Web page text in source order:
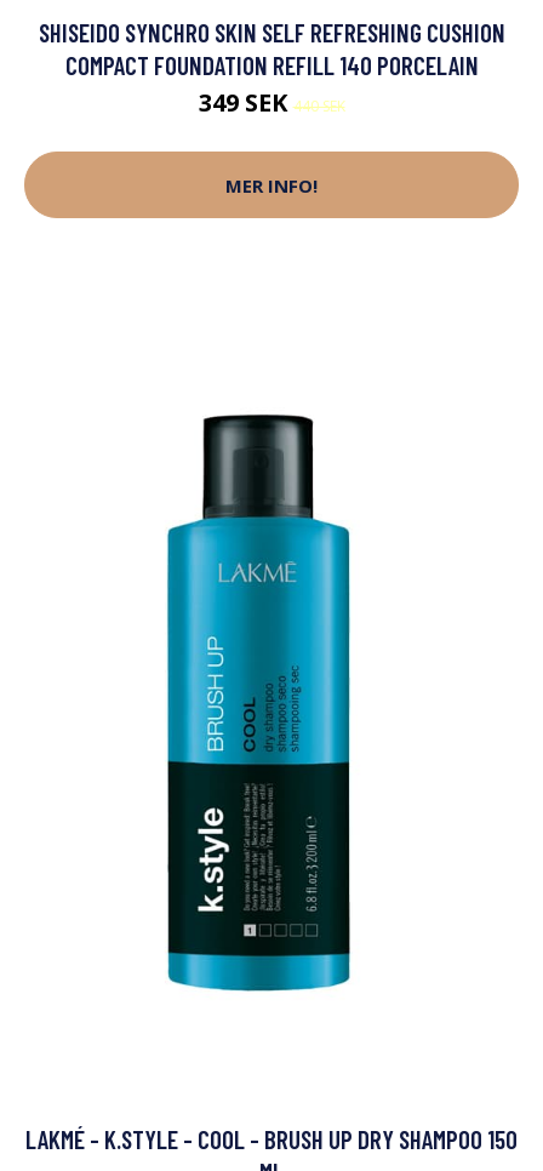
SHISEIDO SYNCHRO SKIN SELF REFRESHING CUSHION
COMPACT FOUNDATION REFILL 140 PORCELAIN
349 SEK440 SEK
MER INFO!
LAKMÉ - K.STYLE - COOL - BRUSH UP DRY SHAMPOO 150